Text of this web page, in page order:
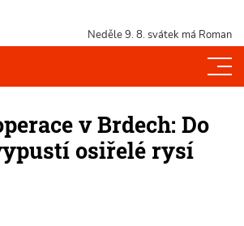
Neděle 9. 8. svátek má Roman
v Brdech: Do
osiřelé rysí